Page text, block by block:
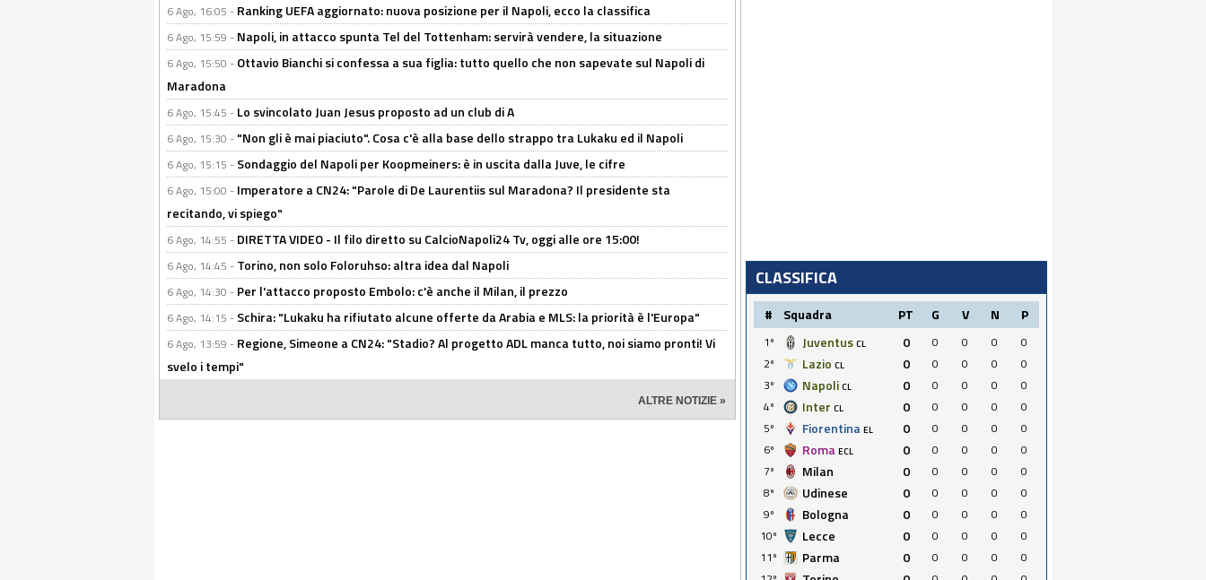
6 Ago, 16:05 - Ranking UEFA aggiornato: nuova posizione per il Napoli, ecco la classifica
6 Ago, 15:59 - Napoli, in attacco spunta Tel del Tottenham: servirà vendere, la situazione
6 Ago, 15:50 - Ottavio Bianchi si confessa a sua figlia: tutto quello che non sapevate sul Napoli di
Maradona
6 Ago, 15:45 - Lo svincolato Juan Jesus proposto ad un club di A
6 Ago, 15:30 - "Non gli è mai piaciuto". Cosa c'è alla base dello strappo tra Lukaku ed il Napoli
6 Ago, 15:15 - Sondaggio del Napoli per Koopmeiners: è in uscita dalla Juve, le cifre
6 Ago, 15:00 - Imperatore a CN24: "Parole di De Laurentiis sul Maradona? Il presidente sta
recitando, vi spiego"
6 Ago, 14:55 - DIRETTA VIDEO - Il filo diretto su CalcioNapoli24 Tv, oggi alle ore 15:00!
6 Ago, 14:45 - Torino, non solo Foloruhso: altra idea dal Napoli
6 Ago, 14:30 - Per l'attacco proposto Embolo: c'è anche il Milan, il prezzo
6 Ago, 14:15 - Schira: "Lukaku ha rifiutato alcune offerte da Arabia e MLS: la priorità è l'Europa"
6 Ago, 13:59 - Regione, Simeone a CN24: "Stadio? Al progetto ADL manca tutto, noi siamo pronti! Vi
svelo i tempi"
ALTRE NOTIZIE »
CLASSIFICA
# Squadra PT G V N P
1º Juventus CL 0 0 0 0
0
2º
Lazio CL 0 0 0 0
0
3º
Napoli CL 0 0 0 0
0
4º
Inter CL 0 0 0 0
0
5º
Fiorentina EL 0 0 0 0
0
6º
Roma ECL 0 0 0 0
0
7º
Milan 0 0 0 0
0
8º
Udinese 0 0 0 0
0
9º
Bologna 0 0 0 0
0
10º
Lecce 0 0 0 0
0
11º
Parma 0 0 0 0
0